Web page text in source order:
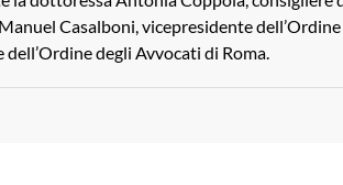
Casalboni, vicepresidente
degli Avvocati di Roma.